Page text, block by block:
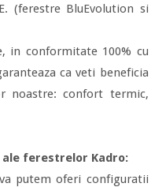
(ferestre BluEvolution si
in conformitate 100% cu
ca veti beneficia
noastre: confort termic,
ferestrelor Kadro:
putem oferi configuratii